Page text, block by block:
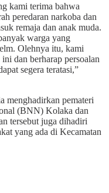
kami terima bahwa
peredaran narkoba dan
remaja dan anak muda.
warga yang
Olehnya itu, kami
dan berharap persoalan
segera teratasi,”
menghadirkan pemateri
(BNN) Kolaka dan
tersebut juga dihadiri
yang ada di Kecamatan